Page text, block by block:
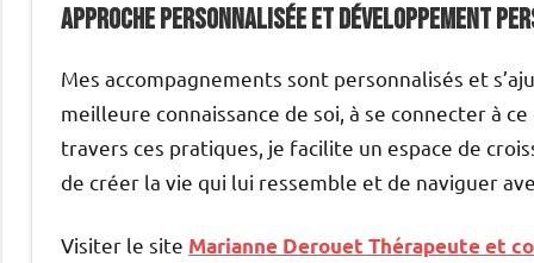
Approche Personnalisée et Développement
Mes accompagnements sont personnalisés et
meilleure connaissance de soi, à se connecter à
travers ces pratiques, je facilite un espace de
de créer la vie qui lui ressemble et de naviguer
Visiter le site Marianne Derouet Thérapeute et